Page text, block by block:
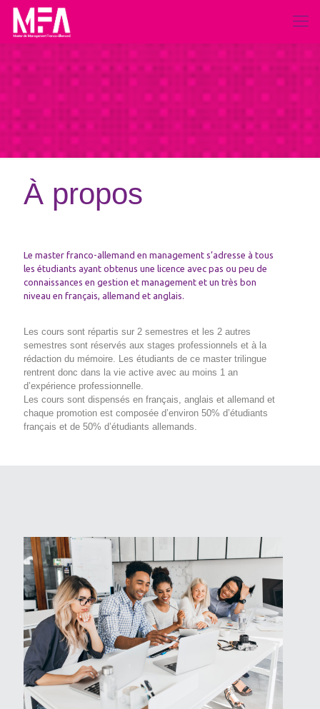
À propos
Le master franco-allemand en management s’adresse à tous
les étudiants ayant obtenus une licence avec pas ou peu de
connaissances en gestion et management et un très bon
niveau en français, allemand et anglais.
Les cours sont répartis sur 2 semestres et les 2 autres
semestres sont réservés aux stages professionnels et à la
rédaction du mémoire. Les étudiants de ce master trilingue
rentrent donc dans la vie active avec au moins 1 an
d’expérience professionnelle.
Les cours sont dispensés en français, anglais et allemand et
chaque promotion est composée d’environ 50% d’étudiants
français et de 50% d’étudiants allemands.